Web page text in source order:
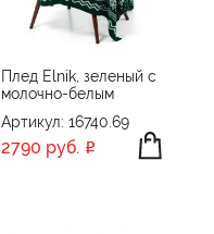
СБРОСИТЬ
Плед Elnik, зеленый с
молочно-белым
Артикул: 16740.69
2790 руб.